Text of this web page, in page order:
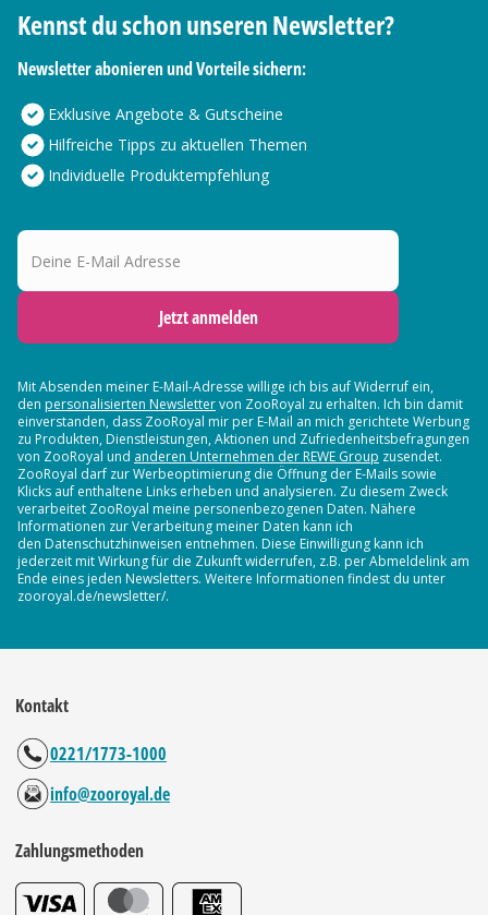
Kennst du schon unseren Newsletter?
Newsletter abonieren und Vorteile sichern:
Exklusive Angebote & Gutscheine
Hilfreiche Tipps zu aktuellen Themen
Individuelle Produktempfehlung
Deine E-Mail Adresse
Jetzt anmelden
Mit Absenden meiner E-Mail-Adresse willige ich bis auf Widerruf ein,
den personalisierten Newslettervon ZooRoyal zu erhalten. Ich bin damit
einverstanden, dass ZooRoyal mir per E-Mail an mich gerichtete Werbung
zu Produkten, Dienstleistungen, Aktionen und Zufriedenheitsbefragungen
von ZooRoyal und anderen Unternehmen der REWE Group zusendet.
ZooRoyal darf zur Werbeoptimierung die Öffnung der E-Mails sowie
Klicks auf enthaltene Links erheben und analysieren. Zu diesem Zweck
verarbeitet ZooRoyal meine personenbezogenen Daten. Nähere
Informationen zur Verarbeitung meiner Daten kann ich
den Datenschutzhinweisen entnehmen. Diese Einwilligung kann ich
jederzeit mit Wirkung für die Zukunft widerrufen, z.B. per Abmeldelink am
Ende eines jeden Newsletters. Weitere Informationen findest du unter
zooroyal.de/newsletter/.
Kontakt
0221/1773-1000
info@zooroyal.de
Zahlungsmethoden